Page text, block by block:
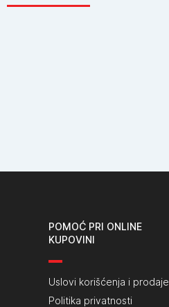
POMOĆ PRI ONLINE
KUPOVINI
Uslovi korišćenja i prodaje
Politika privatnosti